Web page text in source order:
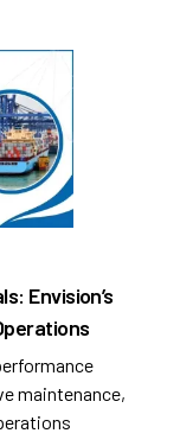
Envision’s
maintenance,